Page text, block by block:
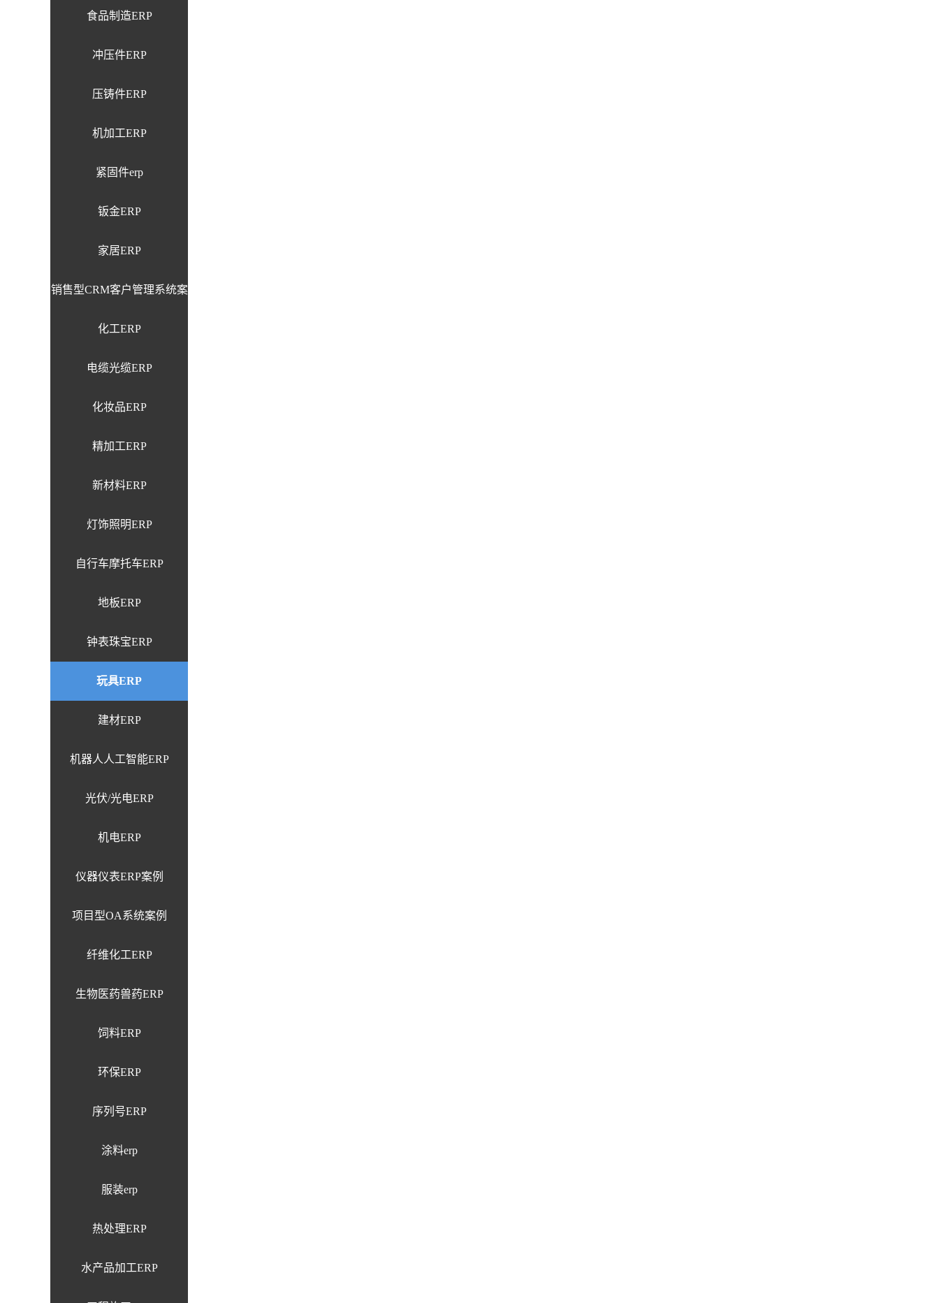
食品制造ERP
冲压件ERP
压铸件ERP
机加工ERP
紧固件erp
钣金ERP
家居ERP
销售型CRM客户管理系统案
例
化工ERP
电缆光缆ERP
化妆品ERP
精加工ERP
新材料ERP
灯饰照明ERP
自行车摩托车ERP
地板ERP
钟表珠宝ERP
玩具ERP
建材ERP
机器人人工智能ERP
光伏/光电ERP
机电ERP
仪器仪表ERP案例
项目型OA系统案例
纤维化工ERP
生物医药兽药ERP
饲料ERP
环保ERP
序列号ERP
涂料erp
服装erp
热处理ERP
水产品加工ERP